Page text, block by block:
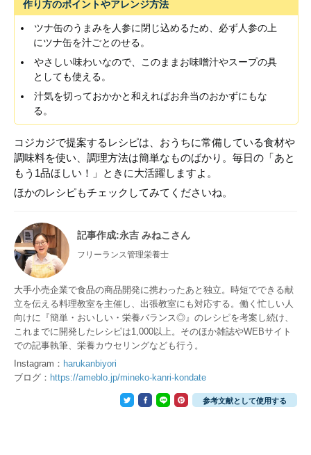
作り方のポイントやアレンジ方法
ツナ缶のうまみを人参に閉じ込めるため、必ず人参の上
にツナ缶を汁ごとのせる。
やさしい味わいなので、このままお味噌汁やスープの具
としても使える。
汁気を切っておかかと和えればお弁当のおかずにもな
る。
コジカジで提案するレシピは、おうちに常備している食材や
調味料を使い、調理方法は簡単なものばかり。毎日の「あと
もう1品ほしい！」ときに大活躍しますよ。
ほかのレシピもチェックしてみてくださいね。
記事作成:永吉 みねこさん
フリーランス管理栄養士
大手小売企業で食品の商品開発に携わったあと独立。時短でできる献
立を伝える料理教室を主催し、出張教室にも対応する。働く忙しい人
向けに『簡単・おいしい・栄養バランス◎』のレシピを考案し続け、
これまでに開発したレシピは1,000以上。そのほか雑誌やWEBサイト
での記事執筆、栄養カウセリングなども行う。
Instagram： harukanbiyori
ブログ： https://ameblo.jp/mineko-kanri-kondate
参考文献として使用する